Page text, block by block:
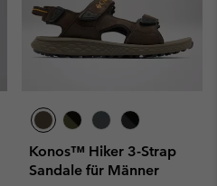
Konos™ Hiker 3-Strap
Sandale für Männer